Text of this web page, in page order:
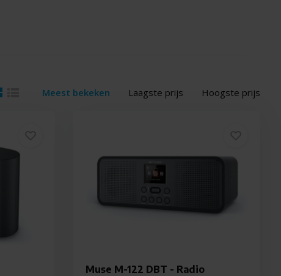
Meest bekeken Laagste prijs Hoogste prijs
Muse M-122 DBT - Radio